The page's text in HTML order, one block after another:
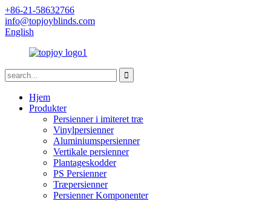
+86-21-58632766
info@topjoyblinds.com
English
Hjem
Produkter
Persienner i imiteret træ
Vinylpersienner
Aluminiumspersienner
Vertikale persienner
Plantageskodder
PS Persienner
Træpersienner
Persienner Komponenter